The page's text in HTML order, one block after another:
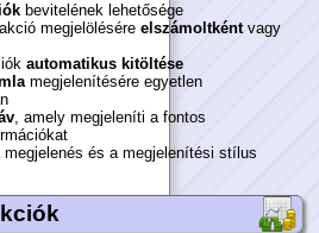
bevitelének lehetősége
megjelölésére elszámoltkéntvagy
automatikus kitöltése
megjelenítésére egyetlen
, amely megjeleníti a fontos
és a megjelenítési stílus